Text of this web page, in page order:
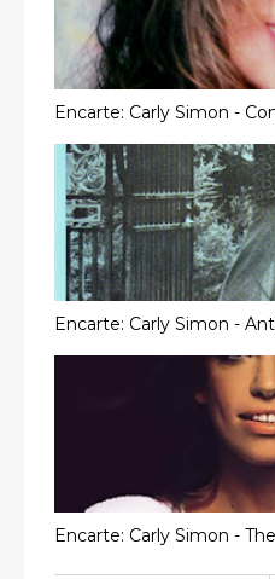
Encarte: Carly Simon -
Encarte: Carly Simon -
Encarte: Carly Simon -